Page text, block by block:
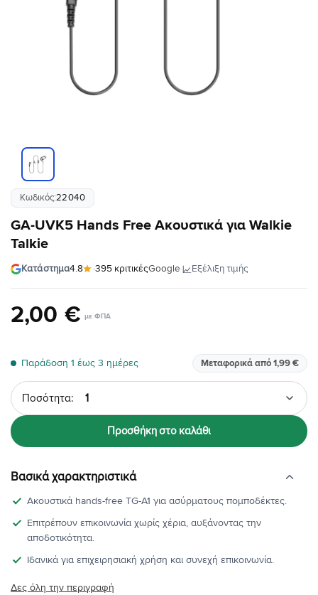
Κωδικός:22040
GA-UVK5 Hands Free Ακουστικά για Walkie
Talkie
Κατάστημα4.8 ·395 κριτικέςGoogle· Εξέλιξη τιμής
2,00 €
Παράδοση 1 έως 3 ημέρες Μεταφορικά από 1,99 €
Ποσότητα
Προσθήκη στο καλάθι
Βασικά χαρακτηριστικά
Ακουστικά hands-free TG-A1 για ασύρματους πομποδέκτες.
Επιτρέπουν επικοινωνία χωρίς χέρια, αυξάνοντας την
αποδοτικότητα.
Ιδανικά για επιχειρησιακή χρήση και συνεχή επικοινωνία.
Δες όλη την περιγραφή